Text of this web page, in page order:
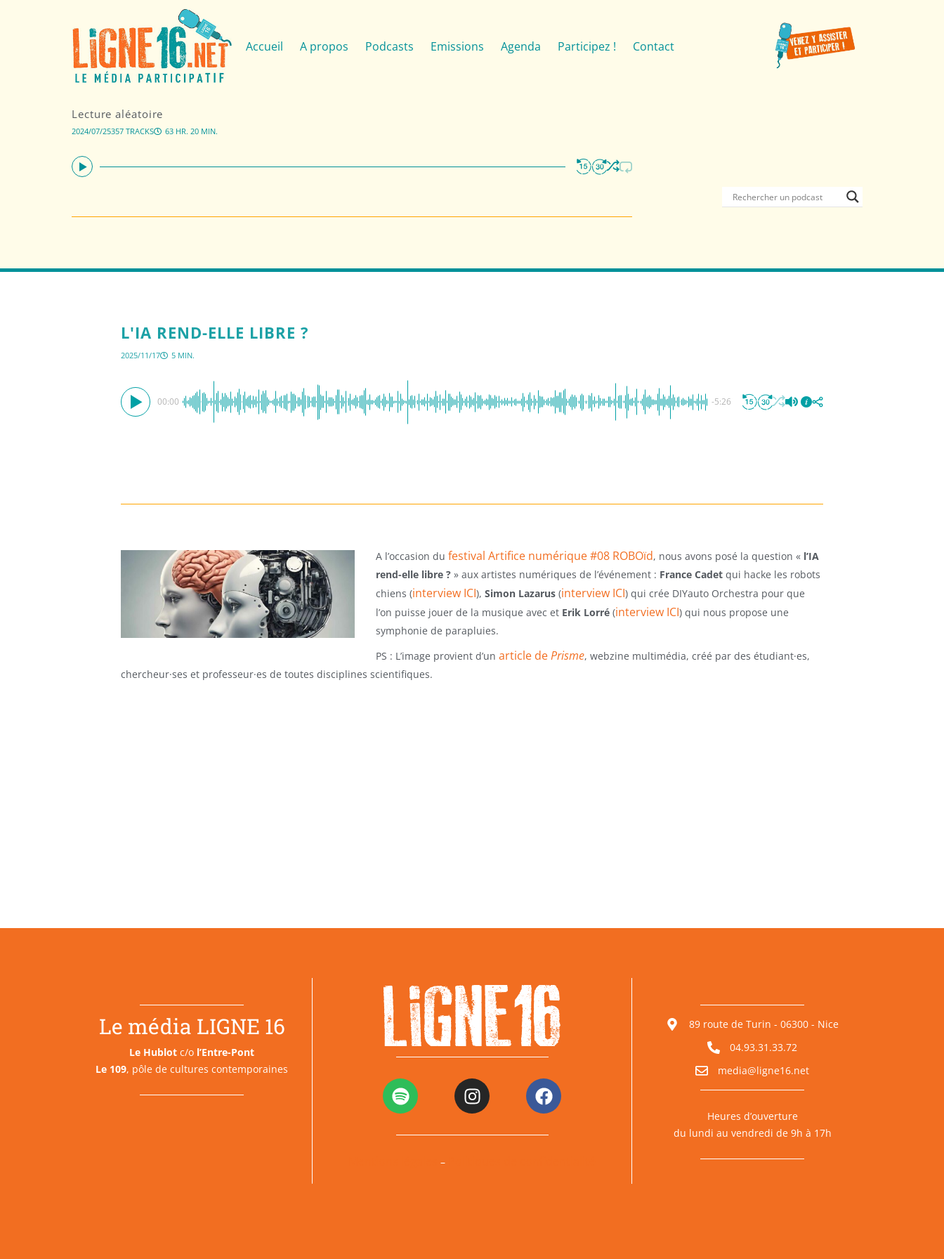
Accueil A propos Podcasts Emissions Agenda Participez ! Contact
Lecture aléatoire
2024/07/25357 TRACKS 63 HR. 20 MIN.
L'IA REND-ELLE LIBRE ?
2025/11/17 5 MIN.
00:00 -5:26
A l’occasion du festival Artifice numérique #08 ROBOïd, nous avons posé la question « l’IA
rend-elle libre ? » aux artistes numériques de l’événement : France Cadet qui hacke les robots
chiens (interview ICI), Simon Lazarus (interview ICI) qui crée DIYauto Orchestra pour que
l’on puisse jouer de la musique avec et Erik Lorré (interview ICI) qui nous propose une
symphonie de parapluies.
PS : L’image provient d’un article dePrisme, webzine multimédia, créé par des étudiant·es,
chercheur·ses et professeur·es de toutes disciplines scientifiques.
Le média LIGNE 16
Le Hublot c/o l’Entre-Pont
Le 109, pôle de cultures contemporaines
–
89 route de Turin - 06300 - Nice
04.93.31.33.72
media@ligne16.net
Heures d’ouverture
du lundi au vendredi de 9h à 17h